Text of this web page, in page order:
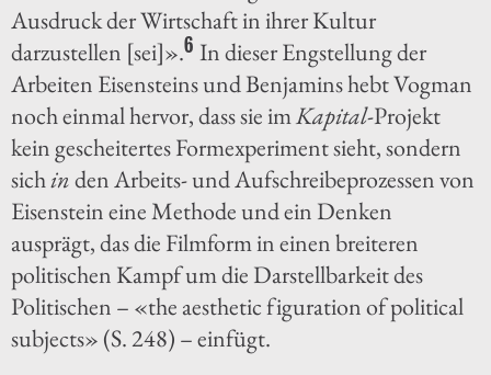
Ausdruck der Wirtschaft in ihrer Kultur
darzustellen [sei]».6 In dieser Engstellung der
Arbeiten Eisensteins und Benjamins hebt Vogman
noch einmal hervor, dass sie imKapital-Projekt
kein gescheitertes Formexperiment sieht, sondern
sichinden Arbeits- und Aufschreibeprozessen von
Eisenstein eine Methode und ein Denken
ausprägt, das die Filmform in einen breiteren
politischen Kampf um die Darstellbarkeit des
Politischen – «the aesthetic figuration of political
subjects» (S. 248) – einfügt.